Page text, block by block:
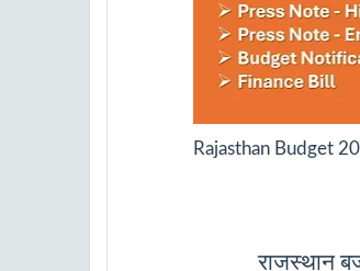
Rajasthan Budget
राजस्थान